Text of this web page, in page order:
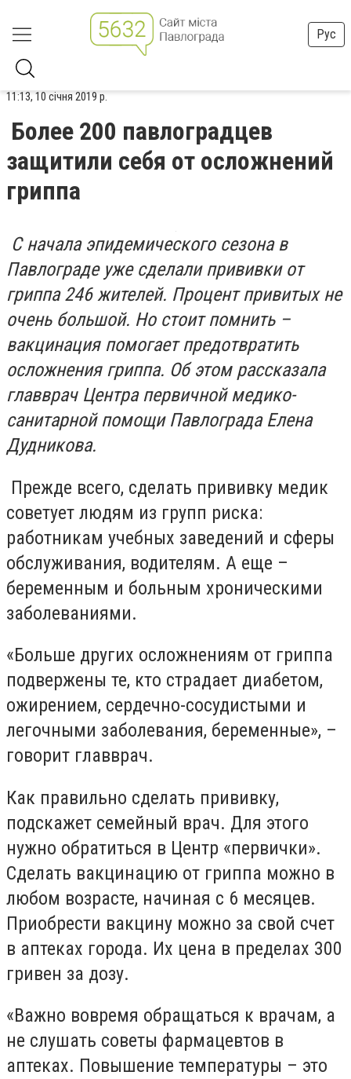
Рус
11:13, 10 січня 2019 р.
Более 200 павлоградцев
защитили себя от осложнений
гриппа
С начала эпидемического сезона в
Павлограде уже сделали прививки от
гриппа 246 жителей. Процент привитых не
очень большой. Но стоит помнить –
вакцинация помогает предотвратить
осложнения гриппа. Об этом рассказала
главврач Центра первичной медико-
санитарной помощи Павлограда Елена
Дудникова.
Прежде всего, сделать прививку медик
советует людям из групп риска:
работникам учебных заведений и сферы
обслуживания, водителям. А еще –
беременным и больным хроническими
заболеваниями.
«Больше других осложнениям от гриппа
подвержены те, кто страдает диабетом,
ожирением, сердечно-сосудистыми и
легочными заболевания, беременные», –
говорит главврач.
Как правильно сделать прививку,
подскажет семейный врач. Для этого
нужно обратиться в Центр «первички».
Сделать вакцинацию от гриппа можно в
любом возрасте, начиная с 6 месяцев.
Приобрести вакцину можно за свой счет
в аптеках города. Их цена в пределах 300
гривен за дозу.
«Важно вовремя обращаться к врачам, а
не слушать советы фармацевтов в
аптеках. Повышение температуры – это